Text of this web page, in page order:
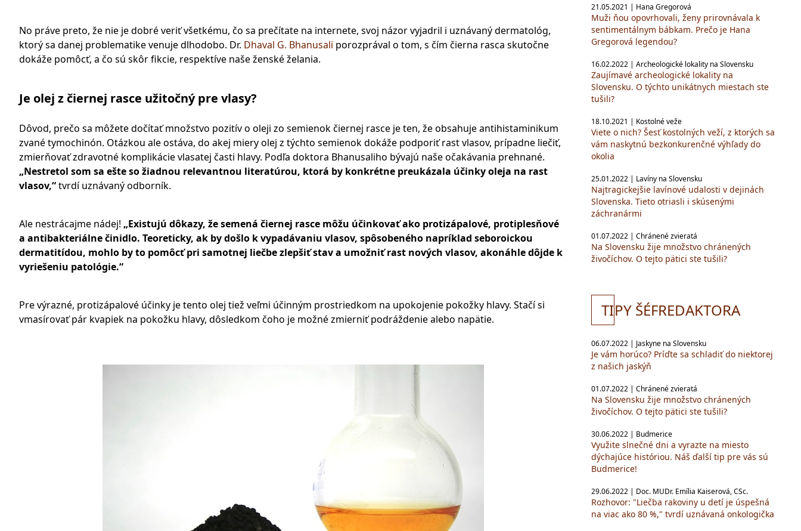
No práve preto, že nie je dobré veriť všetkému, čo sa prečítate na internete, svoj názor vyjadril i uznávaný dermatológ,
ktorý sa danej problematike venuje dlhodobo. Dr. Dhaval G. Bhanusali porozprával o tom, s čím čierna rasca skutočne
dokáže pomôcť, a čo sú skôr fikcie, respektíve naše ženské želania.
Je olej z čiernej rasce užitočný pre vlasy?
Dôvod, prečo sa môžete dočítať množstvo pozitív o oleji zo semienok čiernej rasce je ten, že obsahuje antihistaminikum
zvané tymochinón. Otázkou ale ostáva, do akej miery olej z týchto semienok dokáže podporiť rast vlasov, prípadne liečiť,
zmierňovať zdravotné komplikácie vlasatej časti hlavy. Podľa doktora Bhanusaliho bývajú naše očakávania prehnané.
„Nestretol som sa ešte so žiadnou relevantnou literatúrou, ktorá by konkrétne preukázala účinky oleja na rast
vlasov,“tvrdí uznávaný odborník.
Ale nestrácajme nádej! „Existujú dôkazy, že semená čiernej rasce môžu účinkovať ako protizápalové, protiplesňové
a antibakteriálne činidlo. Teoreticky, ak by došlo k vypadávaniu vlasov, spôsobeného napríklad seboroickou
dermatitídou, mohlo by to pomôcť pri samotnej liečbe zlepšiť stav a umožniť rast nových vlasov, akonáhle dôjde k
vyriešeniu patológie.“
Pre výrazné, protizápalové účinky je tento olej tiež veľmi účinným prostriedkom na upokojenie pokožky hlavy. Stačí si
vmasírovať pár kvapiek na pokožku hlavy, dôsledkom čoho je možné zmierniť podráždenie alebo napätie.
21.05.2021 | Hana Gregorová
Muži ňou opovrhovali, ženy prirovnávala k
sentimentálnym bábkam. Prečo je Hana
Gregorová legendou?
16.02.2022 | Archeologické lokality na Slovensku
Zaujímavé archeologické lokality na
Slovensku. O týchto unikátnych miestach ste
tušili?
18.10.2021 | Kostolné veže
Viete o nich? Šesť kostolných veží, z ktorých sa
vám naskytnú bezkonkurenčné výhľady do
okolia
25.01.2022 | Lavíny na Slovensku
Najtragickejšie lavínové udalosti v dejinách
Slovenska. Tieto otriasli i skúsenými
záchranármi
01.07.2022 | Chránené zvieratá
Na Slovensku žije množstvo chránených
živočíchov. O tejto pätici ste tušili?
TIPY ŠÉFREDAKTORA
06.07.2022 | Jaskyne na Slovensku
Je vám horúco? Príďte sa schladiť do niektorej
z našich jaskýň
01.07.2022 | Chránené zvieratá
Na Slovensku žije množstvo chránených
živočíchov. O tejto pätici ste tušili?
30.06.2022 | Budmerice
Využite slnečné dni a vyrazte na miesto
dýchajúce históriou. Náš ďalší tip pre vás sú
Budmerice!
29.06.2022 | Doc. MUDr. Emília Kaiserová, CSc.
Rozhovor: "Liečba rakoviny u detí je úspešná
na viac ako 80 %," tvrdí uznávaná onkologička